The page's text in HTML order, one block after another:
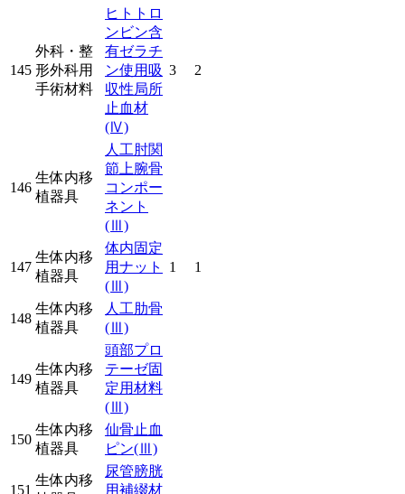
145
外科・整
形外科用
手術材料
ヒトトロ
ンビン含
有ゼラチ
ン使用吸
収性局所
止血材
(Ⅳ)
3 2
146
生体内移
植器具
人工肘関
節上腕骨
コンポー
ネント
(Ⅲ)
147
生体内移
植器具
体内固定
用ナット
(Ⅲ)
1 1
148
生体内移
植器具
人工肋骨
(Ⅲ)
149
生体内移
植器具
頭部プロ
テーゼ固
定用材料
(Ⅲ)
150
生体内移
植器具
仙骨止血
ピン(Ⅲ)
151
生体内移
尿管膀胱
用補綴材